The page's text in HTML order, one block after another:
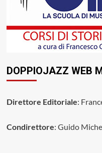
DOPPIOJAZZ WEB
Direttore Editoriale:
Condirettore: Guido